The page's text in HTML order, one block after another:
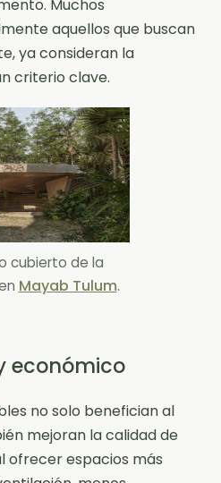
Muchos
aquellos que buscan
ya consideran la
criterio clave.
cubierto de la
Mayab Tulum.
económico
no solo benefician al
mejoran la calidad de
ofrecer espacios más